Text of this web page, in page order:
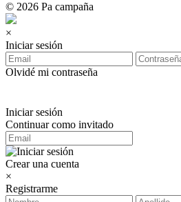
© 2026 Pa campaña
×
Iniciar sesión
Olvidé mi contraseña
Iniciar sesión
Continuar como invitado
Crear una cuenta
×
Registrarme